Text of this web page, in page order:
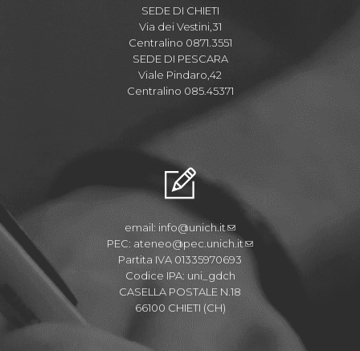
SEDE DI CHIETI
Via dei Vestini,31
Centralino 0871.3551
SEDE DI PESCARA
Viale Pindaro,42
Centralino 085.45371
email: info@unich.it
PEC: ateneo@pec.unich.it
Partita IVA 01335970693
Codice IPA: uni_gdch
CASELLA POSTALE N.18
66100 CHIETI (CH)